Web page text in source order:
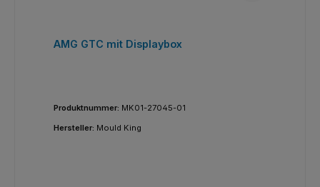
AMG GTC mit Displaybox
Produktnummer: MK01-27045-01
Hersteller: Mould King